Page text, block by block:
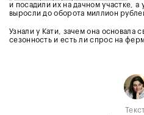
и посадили их на дачном участке, а
выросли до оборота миллион
Узнали у Кати, зачем она основала
сезонность и есть ли спрос на